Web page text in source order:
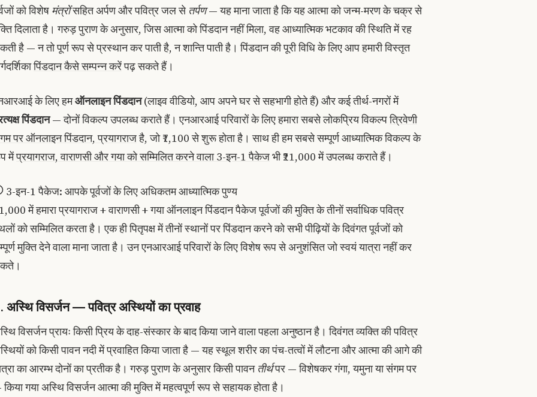
को विशेष मंत्रोंसहित अर्पण और पवित्र जल से तर्पण— यह माना जाता है कि यह आत्मा को जन्म-मरण के चक्र से
दिलाता है। गरुड़ पुराण के अनुसार, जिस आत्मा को पिंडदान नहीं मिला, वह आध्यात्मिक भटकाव की स्थिति में रह
है — न तो पूर्ण रूप से प्रस्थान कर पाती है, न शान्ति पाती है। पिंडदान की पूरी विधि के लिए आप हमारी विस्तृत
पिंडदान कैसे सम्पन्न करेंपढ़ सकते हैं।
के लिए हमऑनलाइन पिंडदान(लाइव वीडियो, आप अपने घर से सहभागी होते हैं) और कई तीर्थ-नगरों में
पिंडदान— दोनों विकल्प उपलब्ध कराते हैं। एनआरआई परिवारों के लिए हमारा सबसे लोकप्रिय विकल्पत्रिवेणी
पर ऑनलाइन पिंडदान, प्रयागराजहै, जो ₹7,100 से शुरू होता है। साथ ही हम सबसे सम्पूर्ण आध्यात्मिक विकल्प के
मेंप्रयागराज, वाराणसी और गया को सम्मिलित करने वाला 3-इन-1 पैकेजभी ₹21,000 में उपलब्ध कराते हैं।
3-इन-1 पैकेज: आपके पूर्वजों के लिए अधिकतम आध्यात्मिक पुण्य
में हमारा प्रयागराज + वाराणसी + गया ऑनलाइन पिंडदान पैकेज पूर्वजों की मुक्ति के तीनों सर्वाधिक पवित्र
को सम्मिलित करता है। एक ही पितृपक्ष में तीनों स्थानों पर पिंडदान करने को सभी पीढ़ियों के दिवंगत पूर्वजों को
मुक्ति देने वाला माना जाता है। उन एनआरआई परिवारों के लिए विशेष रूप से अनुशंसित जो स्वयं यात्रा नहीं कर
अस्थि विसर्जन — पवित्र अस्थियों का प्रवाह
विसर्जन प्रायः किसी प्रिय के दाह-संस्कार के बाद किया जाने वाला पहला अनुष्ठान है। दिवंगत व्यक्ति की पवित्र
को किसी पावन नदी में प्रवाहित किया जाता है — यह स्थूल शरीर का पंच-तत्वों में लौटना और आत्मा की आगे की
का आरम्भ दोनों का प्रतीक है। गरुड़ पुराण के अनुसार किसी पावन तीर्थपर — विशेषकर गंगा, यमुना या संगम पर
गया अस्थि विसर्जन आत्मा की मुक्ति में महत्वपूर्ण रूप से सहायक होता है।